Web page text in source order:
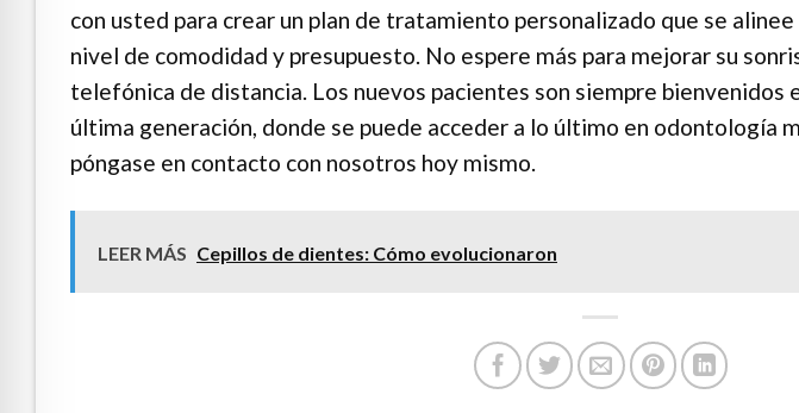
con usted para crear un plan de tratamiento personalizado que se
nivel de comodidad y presupuesto. No espere más para mejorar su
telefónica de distancia. Los nuevos pacientes son siempre bienvenidos
última generación, donde se puede acceder a lo último en odontología
póngase en contacto con nosotros hoy mismo.
LEER MÁS Cepillos de dientes: Cómo evolucionaron